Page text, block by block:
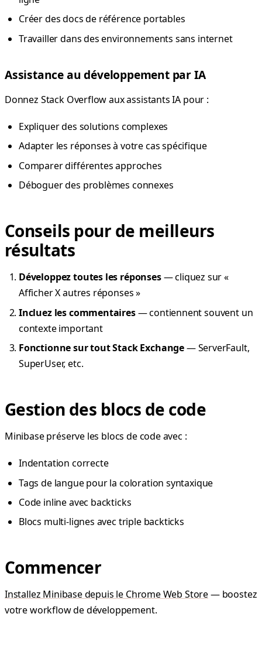
Créer des docs de référence portables
Travailler dans des environnements sans internet
Assistance au développement par IA
Donnez Stack Overflow aux assistants IA pour :
Expliquer des solutions complexes
Adapter les réponses à votre cas spécifique
Comparer différentes approches
Déboguer des problèmes connexes
Conseils pour de meilleurs
résultats
Développez toutes les réponses— cliquez sur «
Afficher X autres réponses »
Incluez les commentaires— contiennent souvent un
contexte important
Fonctionne sur tout Stack Exchange— ServerFault,
SuperUser, etc.
Gestion des blocs de code
Minibase préserve les blocs de code avec :
Indentation correcte
Tags de langue pour la coloration syntaxique
Code inline avec backticks
Blocs multi-lignes avec triple backticks
Commencer
Installez Minibase depuis le Chrome Web Store— boostez
votre workflow de développement.